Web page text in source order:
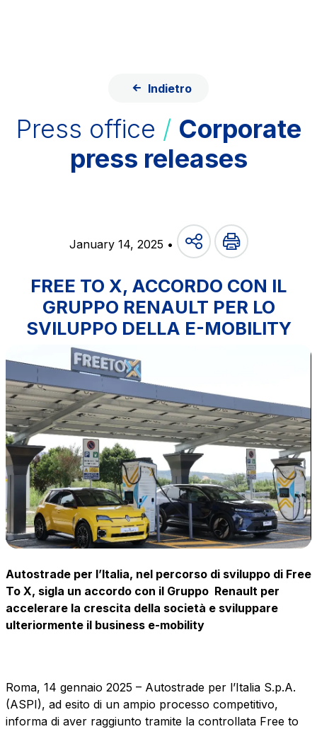
Info traffic
Safety Interventions and
Customer services
Procurement and suppliers
Movyon
The technology operator for the integration of
Intelligent Transport Systems solutions
Tecne
Autostrade per l'Italia Group's engineering company
Amplia
Italy's leading company in the construction of
complex infrastructures
Elgea
Production and sale of energy from renewable
AdMoving
Advertising spaces and services, event management
Discover our App
Scan the QR Code with your mobile phone's
camera to download the App
Find out more
Indietro
Press office / Corporate
press releases
January 14, 2025 •
FREE TO X, ACCORDO CON IL
GRUPPO RENAULT PER LO
SVILUPPO DELLA E-MOBILITY
Autostrade per l’Italia, nel percorso di sviluppo di Free
To X, sigla un accordo con il Gruppo Renault per
accelerare la crescita della società e sviluppare
ulteriormente il business e-mobility
Roma, 14 gennaio 2025 – Autostrade per l’Italia S.p.A.
(ASPI), ad esito di un ampio processo competitivo,
informa di aver raggiunto tramite la controllata Free to